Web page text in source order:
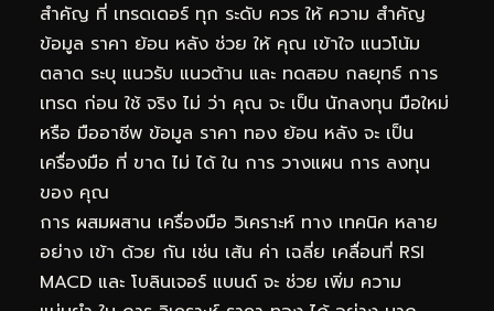
สำคัญ ที่ เทรดเดอร์ ทุก ระดับ ควร ให้ ความ สำคัญ
ข้อมูล ราคา ย้อน หลัง ช่วย ให้ คุณ เข้าใจ แนวโน้ม
ตลาด ระบุ แนวรับ แนวต้าน และ ทดสอบ กลยุทธ์ การ
เทรด ก่อน ใช้ จริง ไม่ ว่า คุณ จะ เป็น นักลงทุน มือใหม่
หรือ มืออาชีพ ข้อมูล ราคา ทอง ย้อน หลัง จะ เป็น
เครื่องมือ ที่ ขาด ไม่ ได้ ใน การ วางแผน การ ลงทุน
ของ คุณ
การ ผสมผสาน เครื่องมือ วิเคราะห์ ทาง เทคนิค หลาย
อย่าง เข้า ด้วย กัน เช่น เส้น ค่า เฉลี่ย เคลื่อนที่ RSI
MACD และ โบลินเจอร์ แบนด์ จะ ช่วย เพิ่ม ความ